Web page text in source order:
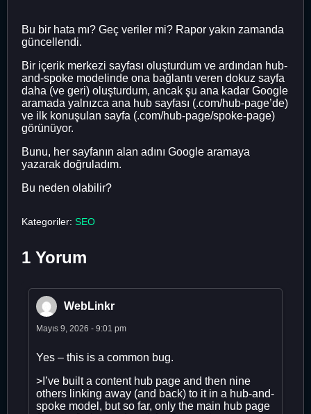
Bu bir hata mı? Geç veriler mi? Rapor yakın zamanda
güncellendi.
Bir içerik merkezi sayfası oluşturdum ve ardından hub-
and-spoke modelinde ona bağlantı veren dokuz sayfa
daha (ve geri) oluşturdum, ancak şu ana kadar Google
aramada yalnızca ana hub sayfası (.com/hub-page’de)
ve ilk konuşulan sayfa (.com/hub-page/spoke-page)
görünüyor.
Bunu, her sayfanın alan adını Google aramaya
yazarak doğruladım.
Bu neden olabilir?
Kategoriler: SEO
1 Yorum
WebLinkr
Mayıs 9, 2026 - 9:01 pm
Yes – this is a common bug.
>I’ve built a content hub page and then nine
others linking away (and back) to it in a hub-and-
spoke model, but so far, only the main hub page